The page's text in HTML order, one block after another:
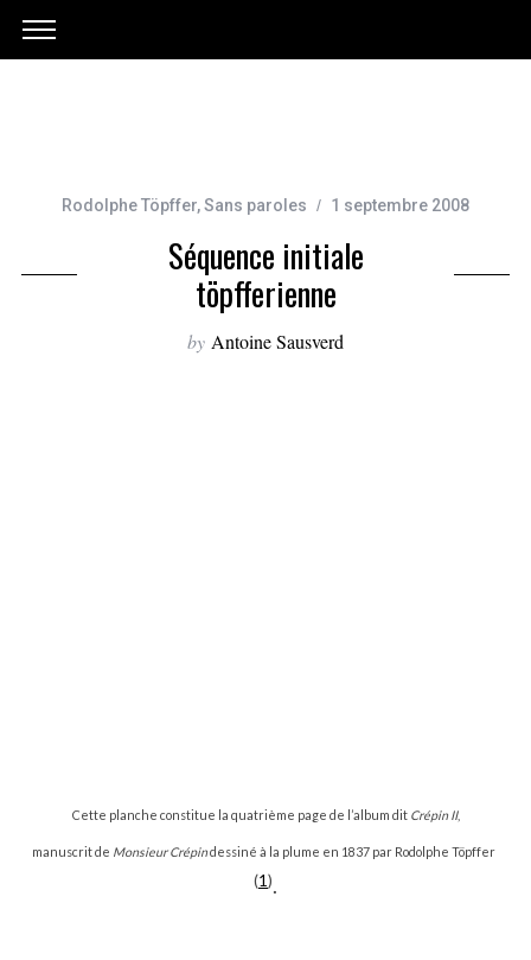
Rodolphe Töpffer,Sans paroles 1 septembre 2008
Séquence initiale
töpfferienne
by Antoine Sausverd
Cette planche constitue la quatrième page de l’album dit Crépin II,
manuscrit de Monsieur Crépindessiné à la plume en 1837 par Rodolphe Töpffer
(1).